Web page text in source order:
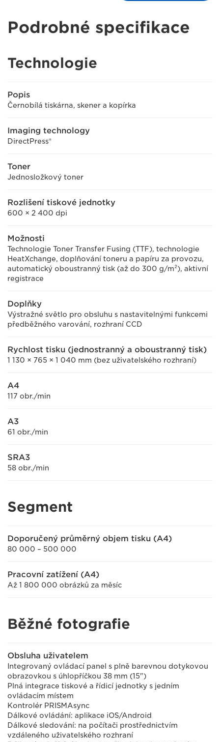
Podrobné specifikace
Technologie
Popis
Černobílá tiskárna, skener a kopírka
Imaging technology
DirectPress®
Toner
Jednosložkový toner
Rozlišení tiskové jednotky
600 × 2 400 dpi
Možnosti
Technologie Toner Transfer Fusing (TTF), technologie
HeatXchange, doplňování toneru a papíru za provozu,
automatický oboustranný tisk (až do 300 g/m²), aktivní
registrace
Doplňky
Výstražné světlo pro obsluhu s nastavitelnými funkcemi
předběžného varování, rozhraní CCD
Rychlost tisku (jednostranný a oboustranný tisk)
1 130 × 765 × 1 040 mm (bez uživatelského rozhraní)
A4
117 obr./min
A3
61 obr./min
SRA3
58 obr./min
Segment
Doporučený průměrný objem tisku (A4)
80 000 – 500 000
Pracovní zatížení (A4)
Až 1 800 000 obrázků za měsíc
Běžné fotografie
Obsluha uživatelem
Integrovaný ovládací panel s plně barevnou dotykovou
obrazovkou s úhlopříčkou 38 mm (15")
Plná integrace tiskové a řídicí jednotky s jedním
ovládacím místem
Kontrolér PRISMAsync
Dálkové ovládání: aplikace iOS/Android
Dálkové sledování: na počítači prostřednictvím
vzdáleného uživatelského rozhraní